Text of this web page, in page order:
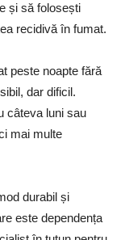
și să folosești
recidivă în fumat.
peste noapte fără
dar dificil.
câteva luni sau
mai multe
durabil și
este dependența